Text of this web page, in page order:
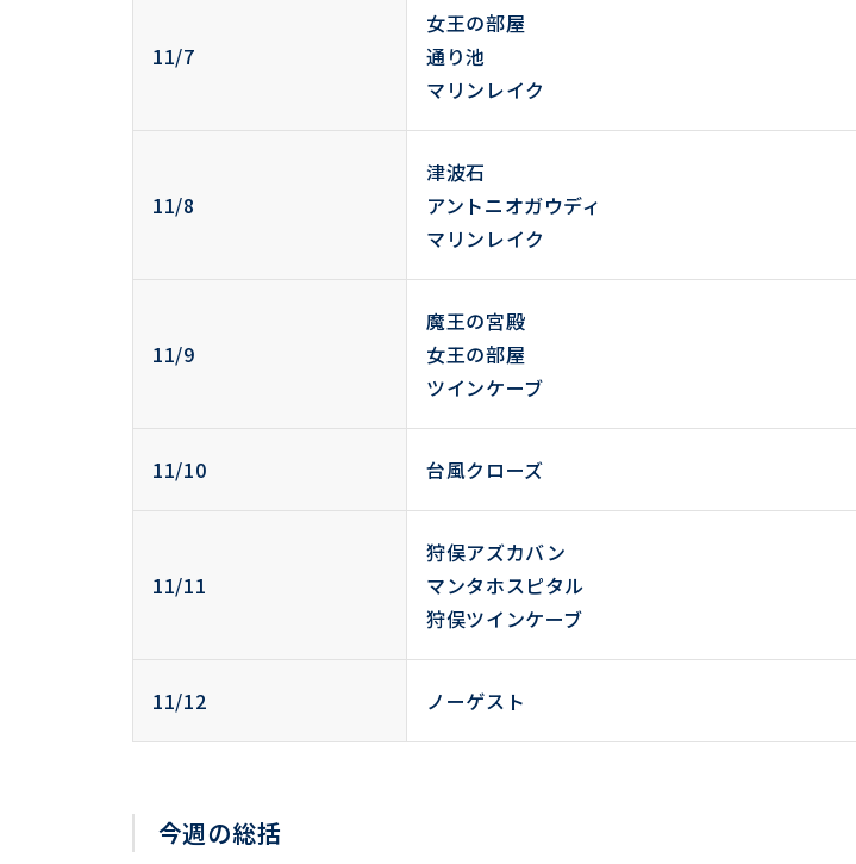
11/7
女王の部屋
通り池
マリンレイク
11/8
津波石
アントニオガウディ
マリンレイク
11/9
魔王の宮殿
女王の部屋
ツインケーブ
11/10 台風クローズ
11/11
狩俣アズカバン
マンタホスピタル
狩俣ツインケーブ
11/12 ノーゲスト
今週の総括